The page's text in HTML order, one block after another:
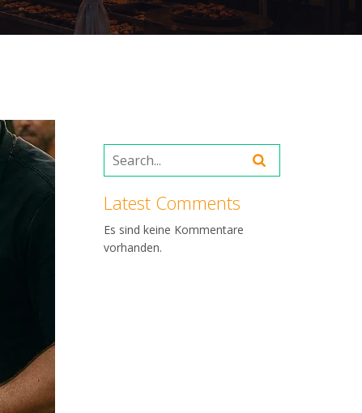
Latest Comments
Es sind keine Kommentare
vorhanden.